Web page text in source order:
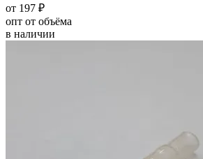
от 197 ₽
опт от объёма
в наличии